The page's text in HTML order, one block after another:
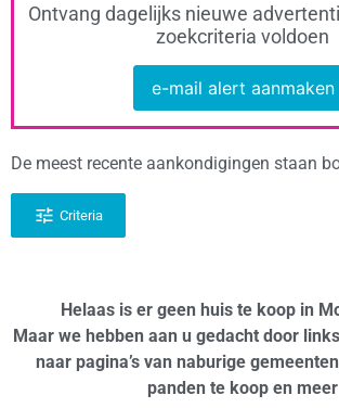
Ontvang dagelijks nieuwe
zoekcriteria voldoen
e-mail alert aanmaken
De meest recente aankondigingen staan
Criteria
Helaas is er geen huis te koop in
Maar we hebben aan u gedacht door
naar pagina’s van naburige
panden te koop en meer